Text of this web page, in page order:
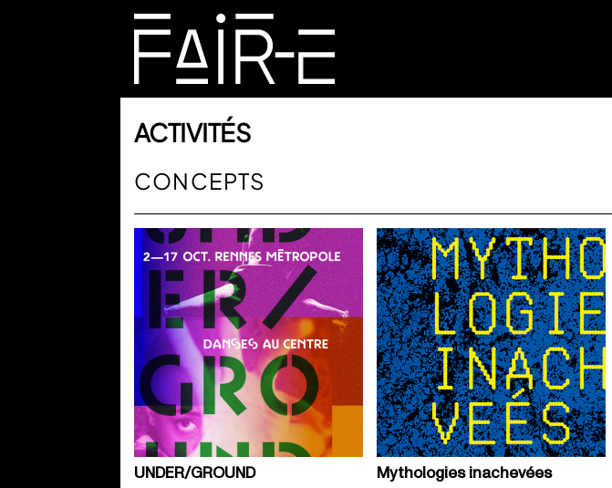
content
ACTIVITÉS
CONCEPTS
UNDER/GROUND Mythologies inachevées